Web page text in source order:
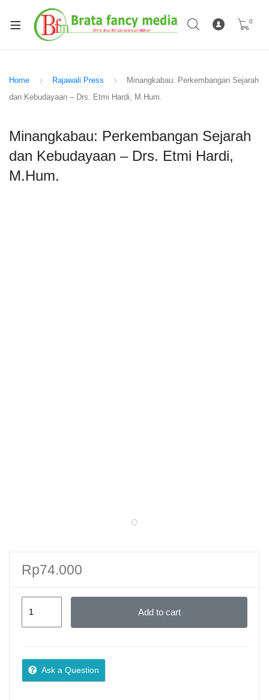
0
Home Rajawali Press
Minangkabau: Perkembangan Sejarah
dan Kebudayaan – Drs. Etmi Hardi, M.Hum.
Minangkabau: Perkembangan Sejarah
dan Kebudayaan – Drs. Etmi Hardi,
M.Hum.
Rp74.000
Kebudayaan
–
Add to cart
Ask a Question